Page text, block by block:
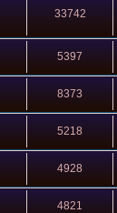
33742
5397
8373
5218
4928
4821